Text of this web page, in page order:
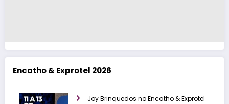
Encatho & Exprotel 2026
Joy Brinquedos no Encatho & Exprotel